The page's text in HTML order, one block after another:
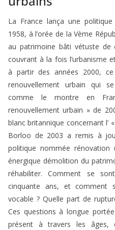
La France lança une
1958, à l’orée de la Vème
au patrimoine bâti vétuste de
couvrant à la fois l’urbanisme
à partir des années 2000,
renouvellement urbain qui
comme le montre en
renouvellement urbain » de
blanc britannique concernant l’
Borloo de 2003 a remis à
politique nommée rénovation
énergique démolition du
réhabiliter. Comment se
cinquante ans, et comment
vocable ? Quelle part de
Ces questions à longue
présent à travers les âges,